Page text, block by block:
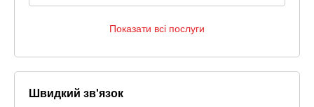
Показати всі послуги
Швидкий зв'язок